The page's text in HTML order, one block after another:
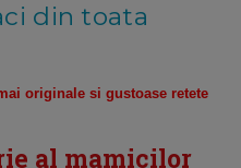
din toata
originale si gustoase retete
al mamicilor